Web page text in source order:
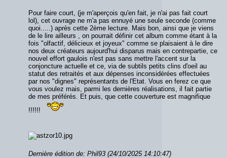
Pour faire court, (je m'aperçois qu'en fait, je n'ai pas fait court
lol), cet ouvrage ne m'a pas ennuyé une seule seconde (comme
quoi.....) après cette 2ème lecture. Mais bon, ainsi que je viens
de le lire ailleurs , on pourrait définir cet album comme étant à la
fois "olfactif, délicieux et joyeux" comme se plaisaient à le dire
nos deux créateurs aujourd'hui disparus mais en contrepartie, ce
nouvel effort gaulois n'est pas sans mettre l'accent sur la
conjoncture actuelle et ce, via de subtils petits clins d'oeil au
statut des retraités et aux dépenses inconsidérées effectuées
par nos "dignes" représentants de l'Etat. Vous en ferez ce que
vous voulez mais, parmi les dernières réalisations, il fait partie
de mes préférés. Et puis, que cette couverture est magnifique
!!!!!!
Dernière édition de: Phil93 (24/10/2025 14:10:47)